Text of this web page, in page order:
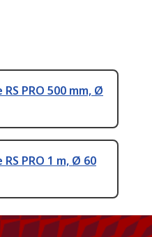
PRO 500 mm, Ø
PRO 1 m, Ø 60